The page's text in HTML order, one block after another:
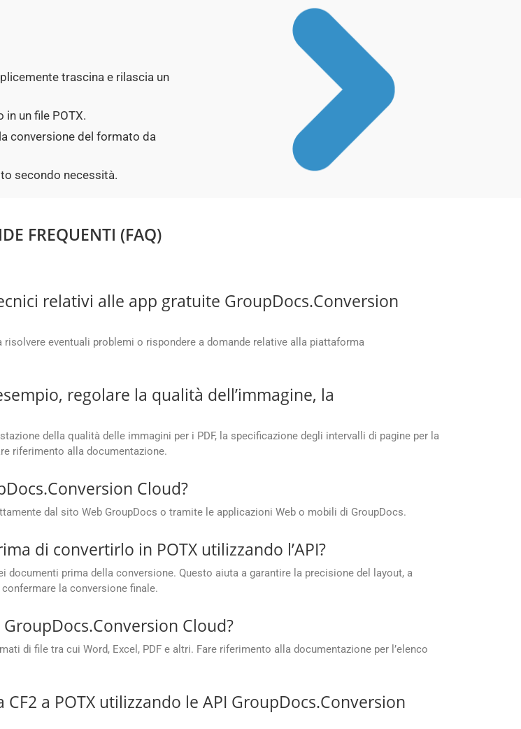
trascina e rilascia un
in un file POTX.
conversione del formato da
secondo necessità.
FREQUENTI (FAQ)
relativi alle app gratuite GroupDocs.Conversion
eventuali problemi o rispondere a domande relative alla piattaforma
regolare la qualità dell’immagine, la
della qualità delle immagini per i PDF, la specificazione degli intervalli di pagine per la
riferimento alla documentazione.
Cloud?
dal sito Web GroupDocs o tramite le applicazioni Web o mobili di GroupDocs.
di convertirlo in POTX utilizzando l’API?
prima della conversione. Questo aiuta a garantire la precisione del layout, a
la conversione finale.
Cloud?
di file tra cui Word, Excel, PDF e altri. Fare riferimento alla documentazione per l’elenco
a POTX utilizzando le API GroupDocs.Conversion